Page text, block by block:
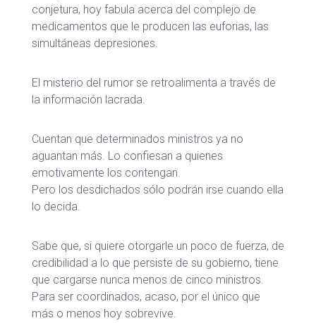
conjetura, hoy fabula acerca del complejo de
medicamentos que le producen las euforias, las
simultáneas depresiones.
El misterio del rumor se retroalimenta a través de
la información lacrada.
Cuentan que determinados ministros ya no
aguantan más. Lo confiesan a quienes
emotivamente los contengan.
Pero los desdichados sólo podrán irse cuando ella
lo decida.
Sabe que, si quiere otorgarle un poco de fuerza, de
credibilidad a lo que persiste de su gobierno, tiene
que cargarse nunca menos de cinco ministros.
Para ser coordinados, acaso, por el único que
más o menos hoy sobrevive.